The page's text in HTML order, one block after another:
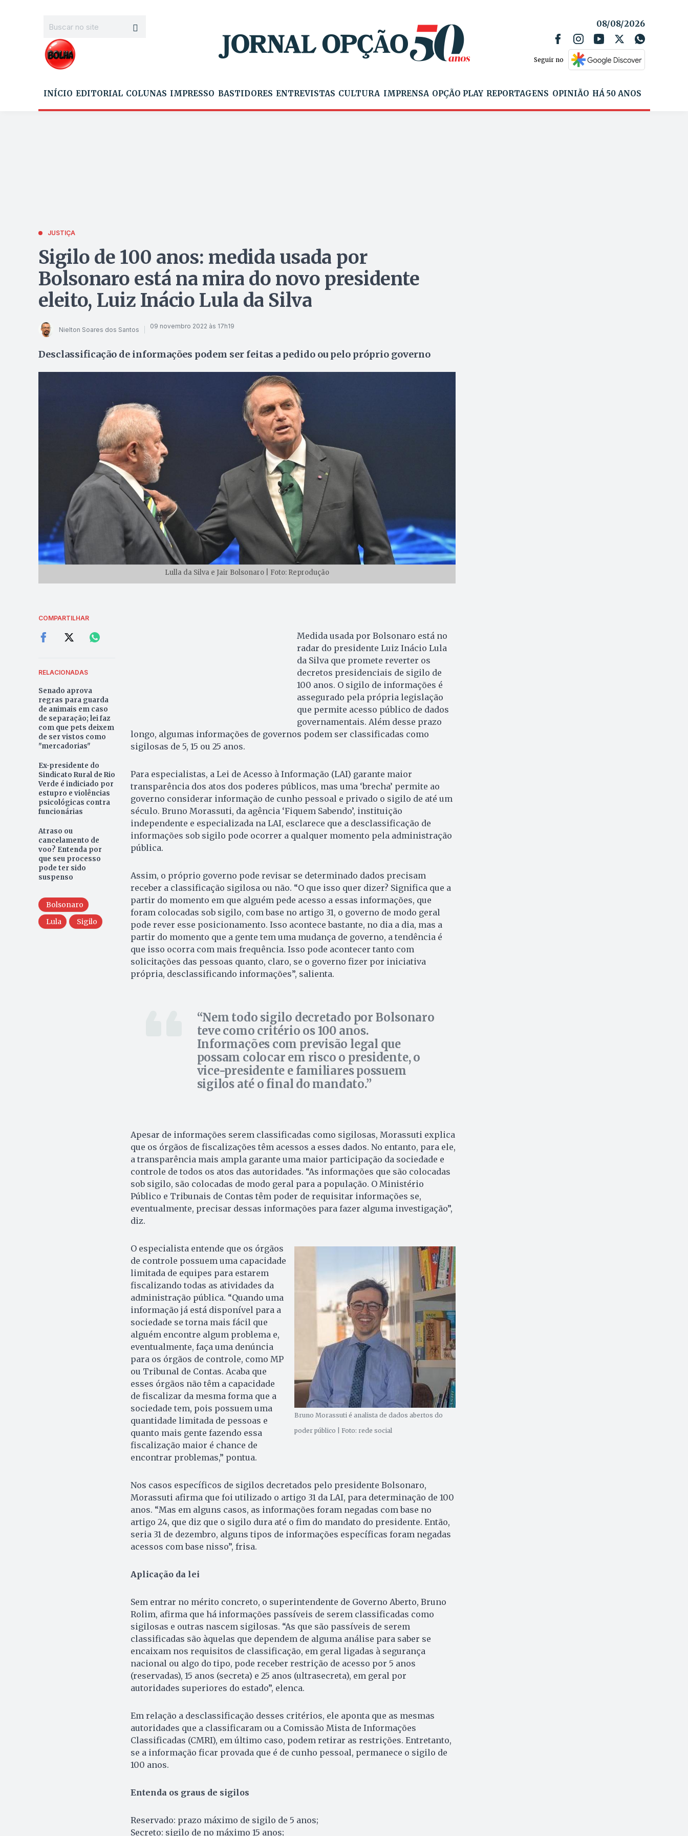
08/08/2026
Seguir no
INÍCIO EDITORIAL COLUNAS IMPRESSO BASTIDORES ENTREVISTAS CULTURA IMPRENSA OPÇÃO PLAY REPORTAGENS OPINIÃO HÁ 50 ANOS
JUSTIÇA
Sigilo de 100 anos: medida usada por
Bolsonaro está na mira do novo presidente
eleito, Luiz Inácio Lula da Silva
Nielton Soares dos Santos 09 novembro 2022 às 17h19
Desclassificação de informações podem ser feitas a pedido ou pelo próprio governo
Lulla da Silva e Jair Bolsonaro | Foto: Reprodução
COMPARTILHAR
RELACIONADAS
Senado aprova
regras para guarda
de animais em caso
de separação; lei faz
com que pets deixem
de ser vistos como
"mercadorias"
Ex-presidente do
Sindicato Rural de Rio
Verde é indiciado por
estupro e violências
psicológicas contra
funcionárias
Atraso ou
cancelamento de
voo? Entenda por
que seu processo
pode ter sido
suspenso
Bolsonaro
Lula
Sigilo
Medida usada por Bolsonaro está no
radar do presidente Luiz Inácio Lula
da Silva que promete reverter os
decretos presidenciais de sigilo de
100 anos. O sigilo de informações é
assegurado pela própria legislação
que permite acesso público de dados
governamentais. Além desse prazo
longo, algumas informações de governos podem ser classificadas como
sigilosas de 5, 15 ou 25 anos.
Para especialistas, a Lei de Acesso à Informação (LAI) garante maior
transparência dos atos dos poderes públicos, mas uma ‘brecha’ permite ao
governo considerar informação de cunho pessoal e privado o sigilo de até um
século. Bruno Morassuti, da agência ‘Fiquem Sabendo’, instituição
independente e especializada na LAI, esclarece que a desclassificação de
informações sob sigilo pode ocorrer a qualquer momento pela administração
pública.
Assim, o próprio governo pode revisar se determinado dados precisam
receber a classificação sigilosa ou não. “O que isso quer dizer? Significa que a
partir do momento em que alguém pede acesso a essas informações, que
foram colocadas sob sigilo, com base no artigo 31, o governo de modo geral
pode rever esse posicionamento. Isso acontece bastante, no dia a dia, mas a
partir do momento que a gente tem uma mudança de governo, a tendência é
que isso ocorra com mais frequência. Isso pode acontecer tanto com
solicitações das pessoas quanto, claro, se o governo fizer por iniciativa
própria, desclassificando informações”, salienta.
Nem todo sigilo decretado por Bolsonaro
teve como critério os 100 anos.
Informações com previsão legal que
possam colocar em risco o presidente, o
vice-presidente e familiares possuem
sigilos até o final do mandato.
Apesar de informações serem classificadas como sigilosas, Morassuti explica
que os órgãos de fiscalizações têm acessos a esses dados. No entanto, para ele,
a transparência mais ampla garante uma maior participação da sociedade e
controle de todos os atos das autoridades. “As informações que são colocadas
sob sigilo, são colocadas de modo geral para a população. O Ministério
Público e Tribunais de Contas têm poder de requisitar informações se,
eventualmente, precisar dessas informações para fazer alguma investigação”,
diz.
Bruno Morassuti é analista de dados abertos do
poder público | Foto: rede social
O especialista entende que os órgãos
de controle possuem uma capacidade
limitada de equipes para estarem
fiscalizando todas as atividades da
administração pública. “Quando uma
informação já está disponível para a
sociedade se torna mais fácil que
alguém encontre algum problema e,
eventualmente, faça uma denúncia
para os órgãos de controle, como MP
ou Tribunal de Contas. Acaba que
esses órgãos não têm a capacidade
de fiscalizar da mesma forma que a
sociedade tem, pois possuem uma
quantidade limitada de pessoas e
quanto mais gente fazendo essa
fiscalização maior é chance de
encontrar problemas,” pontua.
Nos casos específicos de sigilos decretados pelo presidente Bolsonaro,
Morassuti afirma que foi utilizado o artigo 31 da LAI, para determinação de 100
anos. “Mas em alguns casos, as informações foram negadas com base no
artigo 24, que diz que o sigilo dura até o fim do mandato do presidente. Então,
seria 31 de dezembro, alguns tipos de informações específicas foram negadas
acessos com base nisso”, frisa.
Aplicação da lei
Sem entrar no mérito concreto, o superintendente de Governo Aberto, Bruno
Rolim, afirma que há informações passíveis de serem classificadas como
sigilosas e outras nascem sigilosas. “As que são passíveis de serem
classificadas são àquelas que dependem de alguma análise para saber se
encaixam nos requisitos de classificação, em geral ligadas à segurança
nacional ou algo do tipo, pode receber restrição de acesso por 5 anos
(reservadas), 15 anos (secreta) e 25 anos (ultrasecreta), em geral por
autoridades superiores do estado”, elenca.
Em relação a desclassificação desses critérios, ele aponta que as mesmas
autoridades que a classificaram ou a Comissão Mista de Informações
Classificadas (CMRI), em último caso, podem retirar as restrições. Entretanto,
se a informação ficar provada que é de cunho pessoal, permanece o sigilo de
100 anos.
Entenda os graus de sigilos
Reservado: prazo máximo de sigilo de 5 anos;
Secreto: sigilo de no máximo 15 anos;